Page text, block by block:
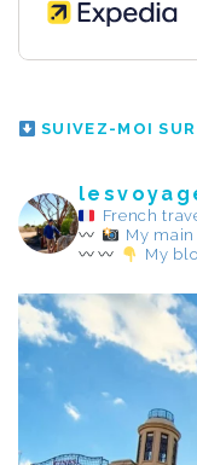
SUIVEZ-MOI
French
My
My